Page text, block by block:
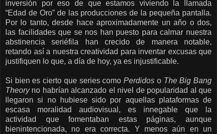
inversión por eso de que estamos viviendo la llamada
“Edad de Oro” de las producciones de la pequeña pantalla.
Por lo tanto, desde hace aproximadamente un año o dos,
las facilidades que se nos han puesto para calmar nuestra
abstinencia seriéfila han crecido de manera notable,
retando así a nuestra creatividad para inventar excusas que
justifiquen lo que, a día de hoy, ya es injustificable.
Si bien es cierto que series comoPerdidos o The Big Bang
Theoryno habrían alcanzado el nivel de popularidad al que
llegaron si no hubiese sido por aquellas plataformas de
escasa moralidad audiovisual, es innegable que la
actividad que fomentaban estas páginas, aunque
bienintencionada, no era correcta. Y menos aún en un